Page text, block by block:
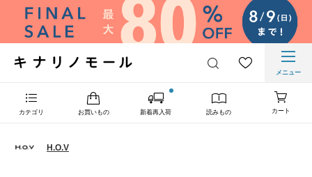
メニュー
カテゴリ お買いもの 新着再入荷 読みもの カート
H.O.V